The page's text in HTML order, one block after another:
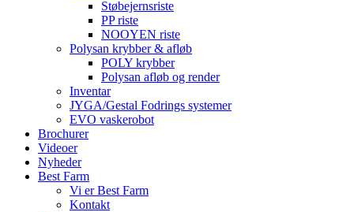
Støbejernsriste
PP riste
NOOYEN riste
Polysan krybber & afløb
POLY krybber
Polysan afløb og render
Inventar
JYGA/Gestal Fodrings systemer
EVO vaskerobot
Brochurer
Videoer
Nyheder
Best Farm
Vi er Best Farm
Kontakt